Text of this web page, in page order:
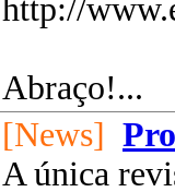
http://
Abraço!...
[News]
A única